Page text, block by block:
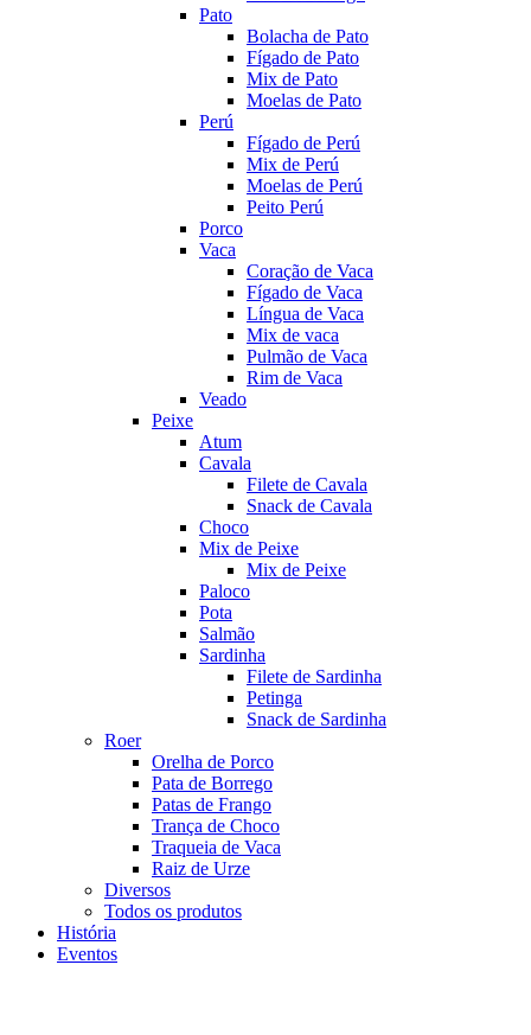
Pato
Bolacha de Pato
Fígado de Pato
Mix de Pato
Moelas de Pato
Perú
Fígado de Perú
Mix de Perú
Moelas de Perú
Peito Perú
Porco
Vaca
Coração de Vaca
Fígado de Vaca
Língua de Vaca
Mix de vaca
Pulmão de Vaca
Rim de Vaca
Veado
Peixe
Atum
Cavala
Filete de Cavala
Snack de Cavala
Choco
Mix de Peixe
Mix de Peixe
Paloco
Pota
Salmão
Sardinha
Filete de Sardinha
Petinga
Snack de Sardinha
Roer
Orelha de Porco
Pata de Borrego
Patas de Frango
Trança de Choco
Traqueia de Vaca
Raiz de Urze
Diversos
Todos os produtos
História
Eventos